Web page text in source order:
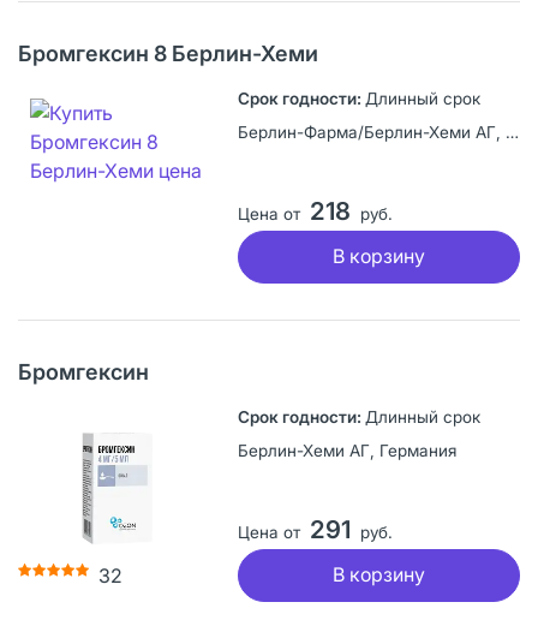
Бромгексин 8 Берлин-Хеми
Длинный срок
Берлин-Фарма/Берлин-Хеми АГ, Россия
Цена от 218 руб.
В корзину
Бромгексин
32
Длинный срок
Берлин-Хеми АГ, Германия
Цена от 291 руб.
В корзину